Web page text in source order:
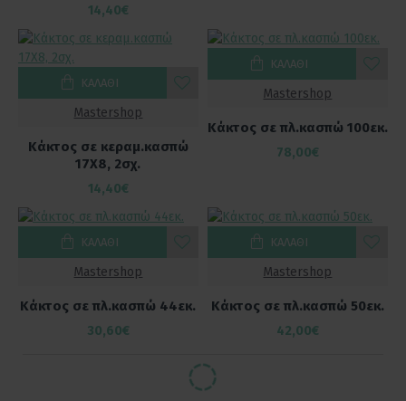
14,40€
Mastershop
Κάκτος σε κεραμ.κασπώ
17Χ8, 2σχ.
14,40€
ΚΑΛΆΘΙ
Mastershop
Κάκτος σε πλ.κασπώ 100εκ.
78,00€
ΚΑΛΆΘΙ
Mastershop
Κάκτος σε πλ.κασπώ 44εκ.
30,60€
ΚΑΛΆΘΙ
Mastershop
Κάκτος σε πλ.κασπώ 50εκ.
42,00€
ΚΑΛΆΘΙ